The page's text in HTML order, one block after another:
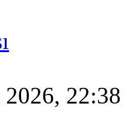
22:38